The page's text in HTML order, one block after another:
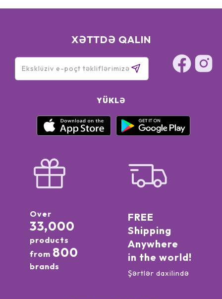
XƏTTDƏ QALIN
YÜKLƏ
Over
33,000
products
from 800
brands
FREE
Shipping
Anywhere
in the world!
Şərtlər daxilində